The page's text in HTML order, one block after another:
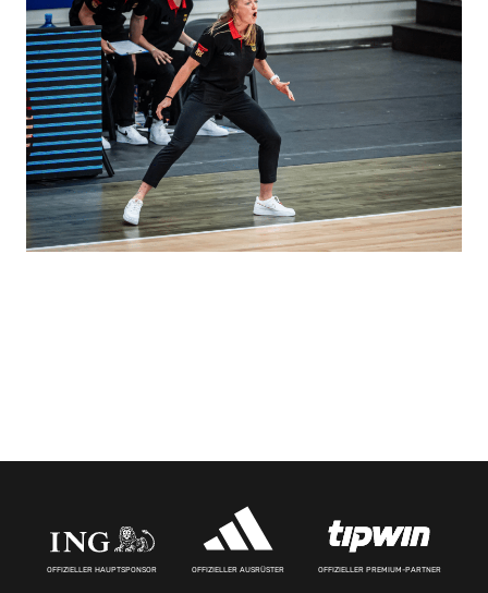
OFFIZIELLER HAUPTSPONSOR OFFIZIELLER AUSRÜSTER OFFIZIELLER PREMIUM-PARTNER